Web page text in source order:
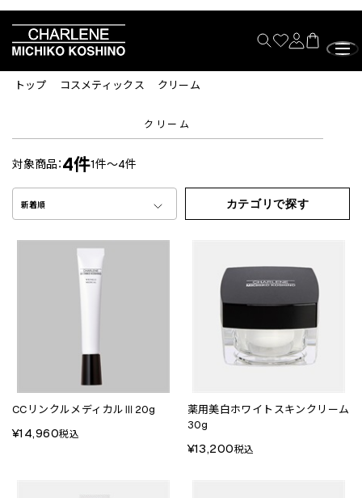
トップ コスメティックス クリーム
クリーム
対象商品：4件1件～4件
新着順 カテゴリで探す
CCリンクルメディカルⅢ20g
¥14,960税込
薬用美白ホワイトスキンクリーム
30g
¥13,200税込